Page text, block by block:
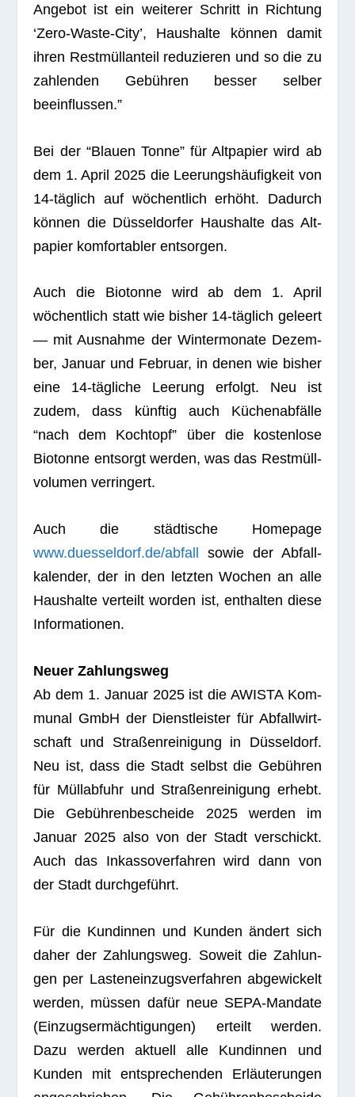
Ange­bot ist ein wei­te­rer Schritt in Rich­tung
‘Zero-Waste-City’, Haus­halte kön­nen damit
ihren Rest­müll­an­teil redu­zie­ren und so die zu
zah­len­den Gebüh­ren bes­ser sel­ber
beeinflussen.”
Bei der “Blauen Tonne” für Alt­pa­pier wird ab
dem 1. April 2025 die Lee­rungs­häu­fig­keit von
14-täg­lich auf wöchent­lich erhöht. Dadurch
kön­nen die Düs­sel­dor­fer Haus­halte das Alt­
pa­pier kom­for­ta­bler entsorgen.
Auch die Bio­tonne wird ab dem 1. April
wöchent­lich statt wie bis­her 14-täg­lich geleert
— mit Aus­nahme der Win­ter­mo­nate Dezem­
ber, Januar und Februar, in denen wie bis­her
eine 14-täg­li­che Lee­rung erfolgt. Neu ist
zudem, dass künf­tig auch Küchen­ab­fälle
“nach dem Koch­topf” über die kos­ten­lose
Bio­tonne ent­sorgt wer­den, was das Rest­müll­
vo­lu­men verringert.
Auch die städ­ti­sche Home­page
www.duesseldorf.de/abfall
sowie der Abfall­
ka­len­der, der in den letz­ten Wochen an alle
Haus­halte ver­teilt wor­den ist, ent­hal­ten diese
Informationen.
Neuer Zah­lungs­weg
Ab dem 1. Januar 2025 ist die AWISTA Kom­
mu­nal GmbH der Dienst­leis­ter für Abfall­wirt­
schaft und Stra­ßen­rei­ni­gung in Düs­sel­dorf.
Neu ist, dass die Stadt selbst die Gebüh­ren
für Müll­ab­fuhr und Stra­ßen­rei­ni­gung erhebt.
Die Gebüh­ren­be­scheide 2025 wer­den im
Januar 2025 also von der Stadt ver­schickt.
Auch das Inkas­so­ver­fah­ren wird dann von
der Stadt durchgeführt.
Für die Kun­din­nen und Kun­den ändert sich
daher der Zah­lungs­weg. Soweit die Zah­lun­
gen per Las­ten­ein­zugs­ver­fah­ren abge­wi­ckelt
wer­den, müs­sen dafür neue SEPA-Man­date
(Ein­zugs­er­mäch­ti­gun­gen) erteilt wer­den.
Dazu wer­den aktu­ell alle Kun­din­nen und
Kun­den mit ent­spre­chen­den Erläu­te­run­gen